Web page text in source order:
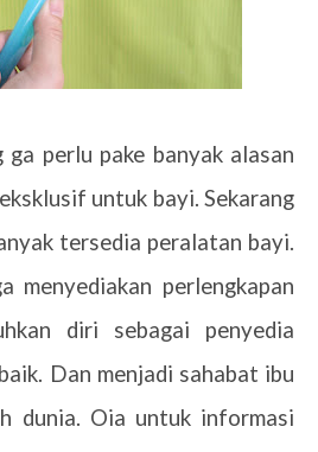
ga perlu pake banyak alasan
untuk bayi. Sekarang
tersedia peralatan bayi.
menyediakan perlengkapan
diri sebagai penyedia
Dan menjadi sahabat ibu
dunia. Oia untuk informasi